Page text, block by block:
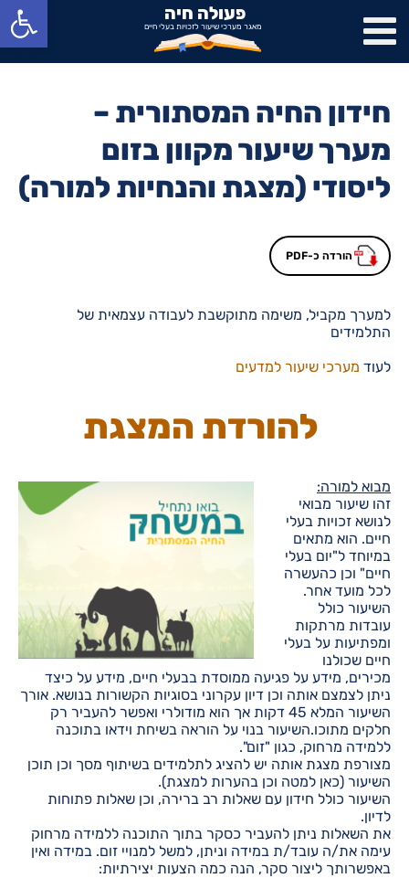
פתח סרגל נגישות פעולה חיה
מאגר מערכי שיעור לזכויות בעלי חיים
חידון החיה המסתורית –
מערך שיעור מקוון בזום
ליסודי (מצגת והנחיות למורה)
הורדה כ-PDF
למערך מקביל, משימה מתוקשבת לעבודה עצמאית של
התלמידים
לעוד מערכי שיעור למדעים
להורדת המצגת
מבוא למורה:
זהו שיעור מבואי
לנושא זכויות בעלי
חיים. הוא מתאים
במיוחד ל"יום בעלי
חיים" וכן כהעשרה
לכל מועד אחר.
השיעור כולל
עובדות מרתקות
ומפתיעות על בעלי
חיים שכולנו
מכירים, מידע על פגיעה ממוסדת בבעלי חיים, מידע על כיצד
ניתן לצמצם אותה וכן דיון עקרוני בסוגיות הקשורות בנושא. אורך
השיעור המלא 45 דקות אך הוא מודולרי ואפשר להעביר רק
חלקים מתוכו.השיעור בנוי על הוראה בשיחת וידאו בתוכנה
ללמידה מרחוק, כגון "זום".
מצורפת מצגת אותה יש להציג לתלמידים בשיתוף מסך וכן תוכן
השיעור (כאן למטה וכן בהערות למצגת).
השיעור כולל חידון עם שאלות רב ברירה, וכן שאלות פתוחות
לדיון.
את השאלות ניתן להעביר כסקר בתוך התוכנה ללמידה מרחוק
עימה את/ה עובד/ת במידה וניתן, למשל למנויי זום. במידה ואין
באפשרותך ליצור סקר, הנה כמה הצעות יצירתיות: